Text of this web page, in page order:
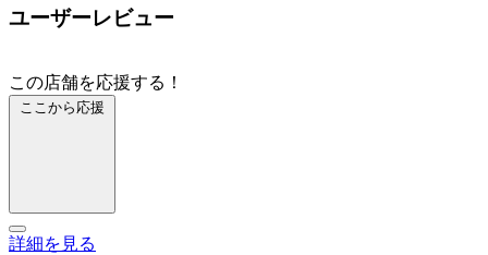
ユーザーレビュー
この店舗を応援する！
ここから応援
詳細を見る